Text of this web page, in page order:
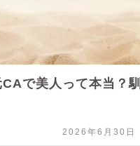
で美人って本当？馴
2026年6月30日